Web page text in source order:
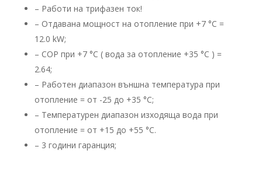
лв.).
– Работи на трифазен ток!
– Отдавана мощност на отопление при +7 °C =
12.0 kW;
– COP при +7 °C ( вода за отопление +35 °C ) =
2.64;
– Работен диапазон външна температура при
отопление = от -25 до +35 °C;
– Температурен диапазон изходяща вода при
отопление = от +15 до +55 °C.
– 3 години гаранция;